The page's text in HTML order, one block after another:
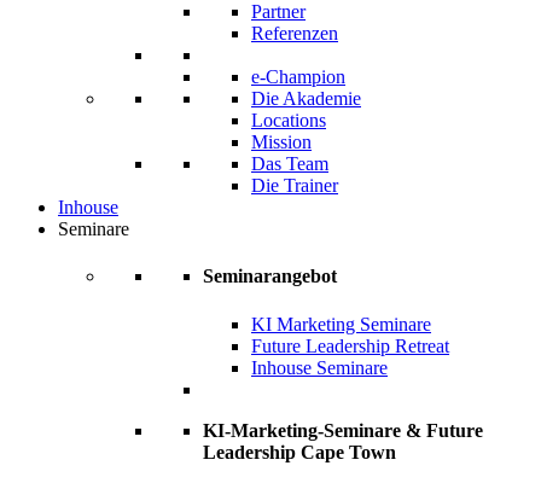
Partner
Referenzen
e-Champion
Die Akademie
Locations
Mission
Das Team
Die Trainer
Inhouse
Seminare
Seminarangebot
KI Marketing Seminare
Future Leadership Retreat
Inhouse Seminare
KI-Marketing-Seminare & Future
Leadership Cape Town